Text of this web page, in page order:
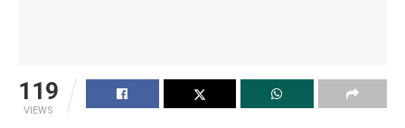
119
VIEWS